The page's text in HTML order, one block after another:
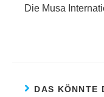
Die Musa
DAS KÖNNTE